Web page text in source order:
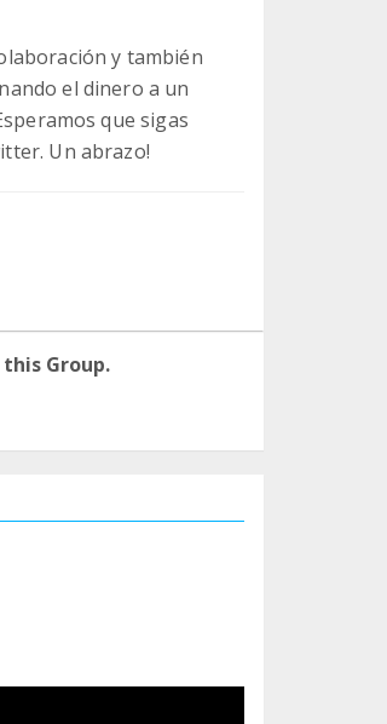
y también
el dinero a un
que sigas
Un abrazo!
Group.